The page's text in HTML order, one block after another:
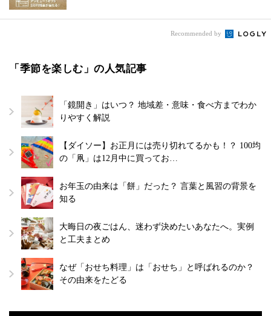
Recommended by
「季節を楽しむ」の人気記事
「鏡開き」はいつ？ 地域差・意味・食べ方までわか
りやすく解説
【ダイソー】お正月には売り切れてるかも！？ 100均
の「凧」は12月中に買ってお…
お年玉の由来は「餅」だった？ 言葉と風習の背景を
知る
大晦日の夜ごはん、迷わず決めたいあなたへ。実例
と工夫まとめ
なぜ「おせち料理」は「おせち」と呼ばれるのか？
その由来をたどる